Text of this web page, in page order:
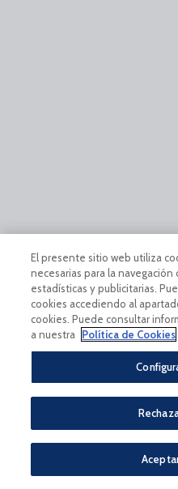
El presente sitio web utiliza
necesarias para la navegación
estadísticas y publicitarias.
cookies accediendo al
cookies. Puede consultar
a nuestra
Política de Cookies